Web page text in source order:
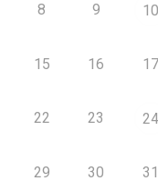
8 9 10
15 16 17
22 23 24
29 30 31